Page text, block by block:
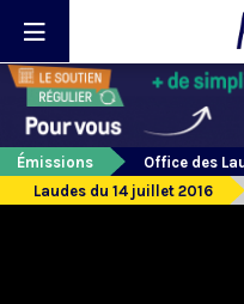
Émissions
Office des
Laudes du 14 juillet 2016